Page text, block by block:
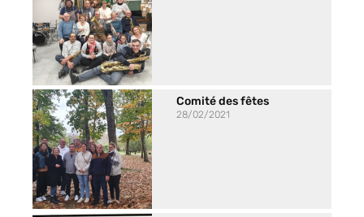
Comité des fêtes
28/02/2021